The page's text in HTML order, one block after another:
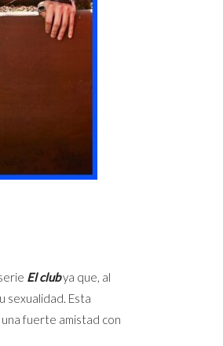
El clubya que, al
sexualidad. Esta
fuerte amistad con